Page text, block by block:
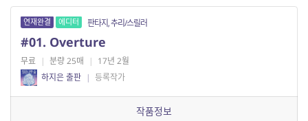
연재완결 에디터 판타지, 추리/스릴러
#01. Overture
무료 | 분량 25매 | 17년 2월
하지은 출판 | 등록작가
작품정보